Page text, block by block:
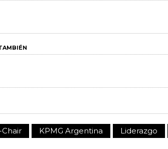
Chair KPMG Argentina Liderazgo